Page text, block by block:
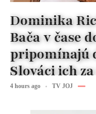
Dominika
Bača v čase
pripomínajú
Slováci ich
4 hours ago TV JOJ